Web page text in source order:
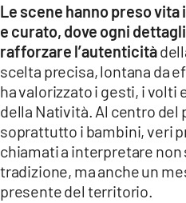
ILVIBONESE.IT
CATANZAROCHANNEL.IT
LACAPITALENEWS.IT
App
ANDROID
APPLE
Le scene hanno preso
e curato, dove ogni
rafforzare l’autenticità
scelta precisa, lontana da
ha valorizzato i gesti, i volti
della Natività. Al centro del
soprattutto i bambini, veri
chiamati a interpretare non
tradizione, ma anche un
presente del territorio.